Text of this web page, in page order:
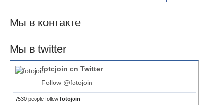
Мы в контакте
Мы в twitter
fotojoin on Twitter
Follow @fotojoin
7530 people follow fotojoin